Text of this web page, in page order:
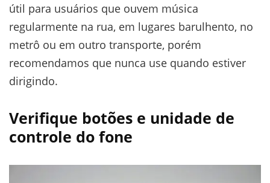
útil para usuários que ouvem música
regularmente na rua, em lugares barulhento, no
metrô ou em outro transporte, porém
recomendamos que nunca use quando estiver
dirigindo.
Verifique botões e unidade de
controle do fone